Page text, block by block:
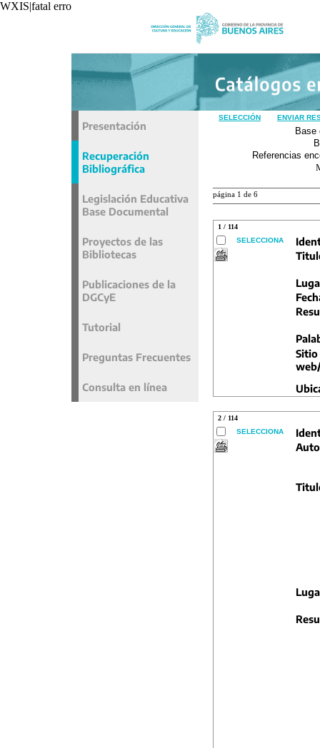
Presentación
Recuperación
Bibliográfica
Legislación Educativa
Base Documental
Proyectos de las
Bibliotecas
Publicaciones de la
DGCyE
Tutorial
Preguntas Frecuentes
Consulta en línea
SELECCIÓN ENVIAR
Base
Referencias
página 1 de 6
1 / 114
SELECCIONA
Sitio
2 / 114
SELECCIONA
WXIS|fatal error|unavoidable|recxref/read|